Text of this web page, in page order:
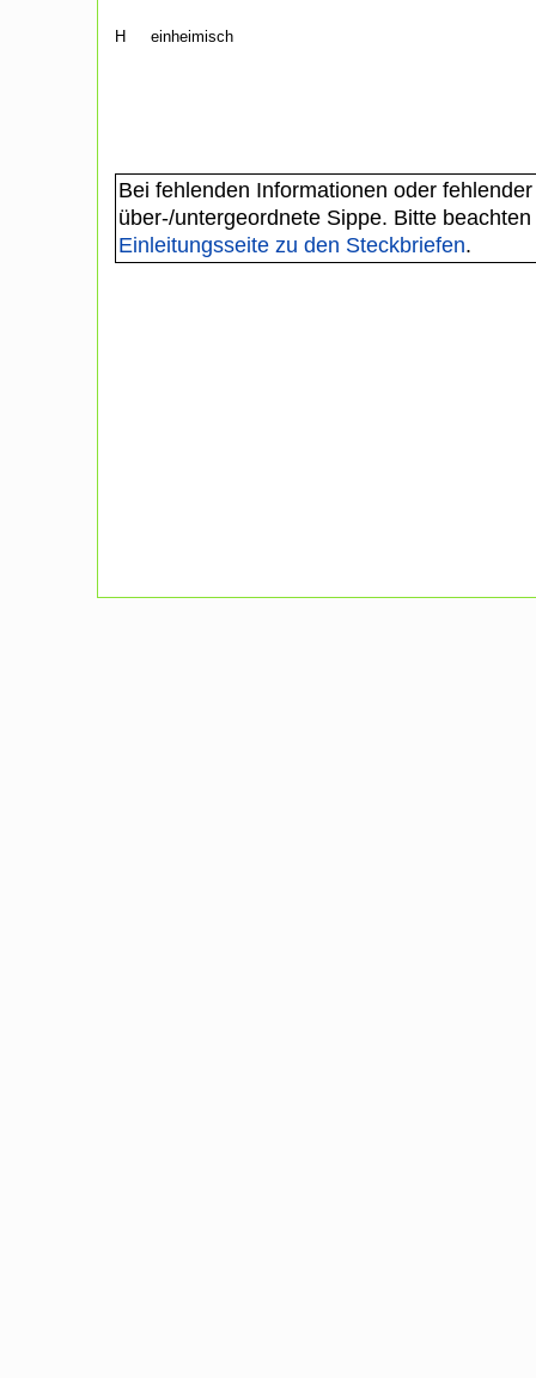
H einheimisch
Bei fehlenden Informationen oder
über-/untergeordnete Sippe. Bitte
Einleitungsseite zu den Steckbriefen.